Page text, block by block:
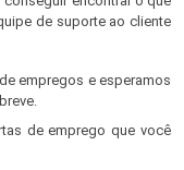
de suporte ao cliente
empregos e esperamos
de emprego que você